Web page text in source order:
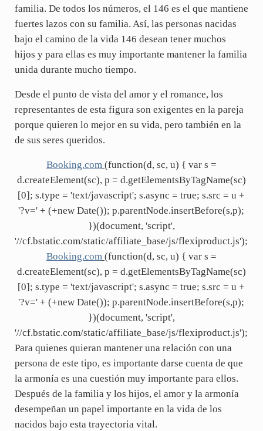
familia. De todos los números, el 146 es el que mantiene
fuertes lazos con su familia. Así, las personas nacidas
bajo el camino de la vida 146 desean tener muchos
hijos y para ellas es muy importante mantener la familia
unida durante mucho tiempo.
Desde el punto de vista del amor y el romance, los
representantes de esta figura son exigentes en la pareja
porque quieren lo mejor en su vida, pero también en la
de sus seres queridos.
Booking.com (function(d, sc, u) { var s =
d.createElement(sc), p = d.getElementsByTagName(sc)
[0]; s.type = 'text/javascript'; s.async = true; s.src = u +
'?v=' + (+new Date()); p.parentNode.insertBefore(s,p);
})(document, 'script',
'//cf.bstatic.com/static/affiliate_base/js/flexiproduct.js');
Booking.com (function(d, sc, u) { var s =
d.createElement(sc), p = d.getElementsByTagName(sc)
[0]; s.type = 'text/javascript'; s.async = true; s.src = u +
'?v=' + (+new Date()); p.parentNode.insertBefore(s,p);
})(document, 'script',
'//cf.bstatic.com/static/affiliate_base/js/flexiproduct.js');
Para quienes quieran mantener una relación con una
persona de este tipo, es importante darse cuenta de que
la armonía es una cuestión muy importante para ellos.
Después de la familia y los hijos, el amor y la armonía
desempeñan un papel importante en la vida de los
nacidos bajo esta trayectoria vital.